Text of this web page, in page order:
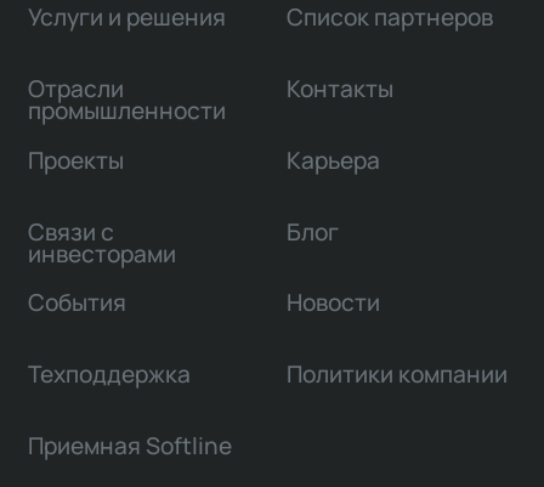
Услуги и решения
Отрасли
промышленности
Проекты
Связи с
инвесторами
Список партнеров
Контакты
Карьера
Блог
События Новости
Техподдержка Политики компании
Приемная Softline